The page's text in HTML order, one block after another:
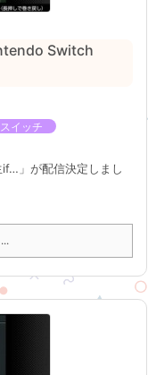
Switch
イッチ
」が配信決定しまし